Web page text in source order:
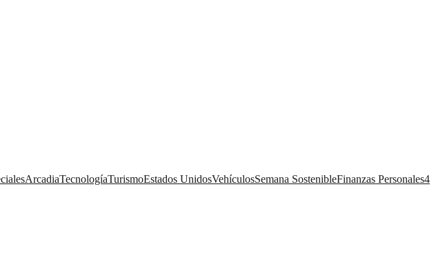
ArcadiaTecnologíaTurismoEstados UnidosVehículosSemana SostenibleFinanzas Personales4